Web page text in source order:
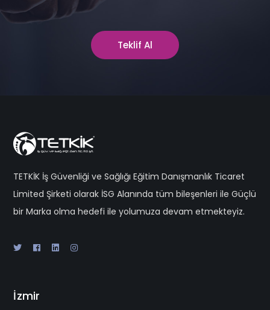
Teklif Al
TETKİK İş Güvenliği ve Sağlığı Eğitim Danışmanlık Ticaret
Limited Şirketi olarak İSG Alanında tüm bileşenleri ile Güçlü
bir Marka olma hedefi ile yolumuza devam etmekteyiz.
İzmir